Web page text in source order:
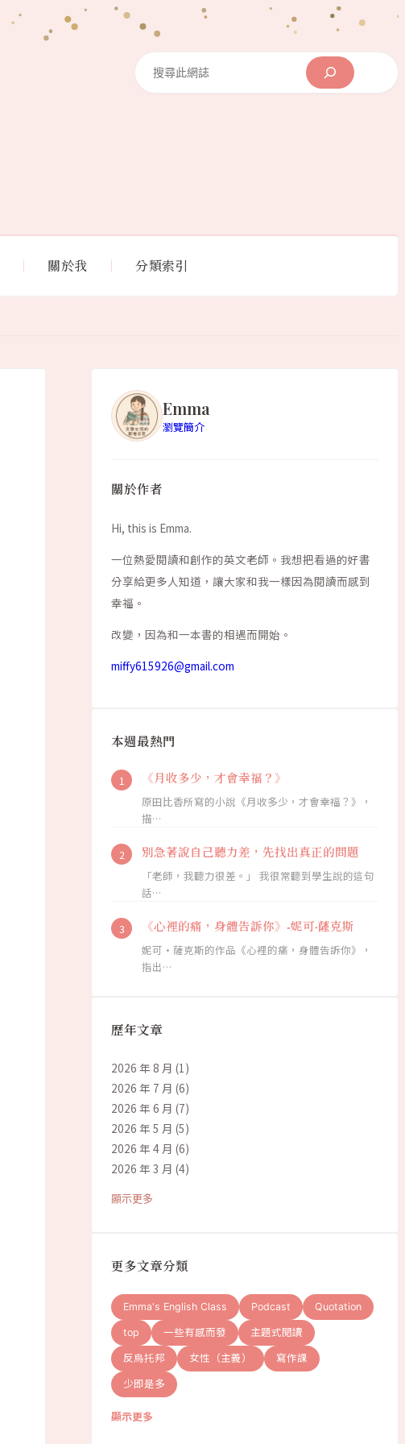
Search
關於我 分類索引
Emma
瀏覽簡介
關於作者
Hi, this is Emma.
一位熱愛閱讀和創作的英文老師。我想把看過的好書
分享給更多人知道，讓大家和我一樣因為閱讀而感到
幸福。
改變，因為和一本書的相遇而開始。
miffy615926@gmail.com
本週最熱門
《月收多少，才會幸福？》
原田比香所寫的小說《月收多少，才會幸福？》，
描…
別急著說自己聽力差，先找出真正的問題
「老師，我聽力很差。」 我很常聽到學生說的這句
話…
《心裡的痛，身體告訴你》-妮可·薩克斯
妮可·薩克斯的作品《心裡的痛，身體告訴你》，
指出…
歷年文章
2026 年 8 月 (1)
2026 年 7 月 (6)
2026 年 6 月 (7)
2026 年 5 月 (5)
2026 年 4 月 (6)
2026 年 3 月 (4)
顯示更多
更多文章分類
Emma's English Class Podcast Quotation
top 一些有感而發 主題式閱讀
反烏托邦 女性（主義） 寫作課
少即是多
顯示更多